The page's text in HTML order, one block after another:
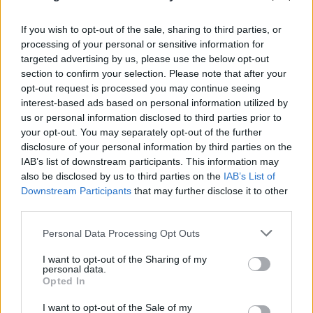
If you wish to opt-out of the sale, sharing to third parties, or
processing of your personal or sensitive information for
targeted advertising by us, please use the below opt-out
section to confirm your selection. Please note that after your
opt-out request is processed you may continue seeing
interest-based ads based on personal information utilized by
us or personal information disclosed to third parties prior to
your opt-out. You may separately opt-out of the further
disclosure of your personal information by third parties on the
IAB’s list of downstream participants. This information may
also be disclosed by us to third parties on the IAB’s List of
Downstream Participants that may further disclose it to other
Please note that this website/app uses one or more Google
not limited to your visit or usage behaviour. You may click to
grant or deny consent to Google and its third-party tags to
use your data for below specified purposes in below Google
consent section.
Personal Data Processing Opt Outs
I want to opt-out of the Sharing of my
personal data.
Opted In
I want to opt-out of the Sale of my
Κρίση στο κόμμα Καρυστιανού: Δύο ακόμη
στελέχη αποχωρούν καταγγέλλοντας κλειστό
σύστημα αποφάσεων